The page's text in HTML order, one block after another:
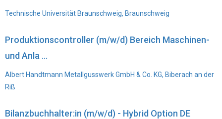
Technische Universität Braunschweig, Braunschweig
Produktionscontroller (m/w/d) Bereich Maschinen-
und Anla ...
Albert Handtmann Metallgusswerk GmbH & Co. KG, Biberach an der
Riß
Bilanzbuchhalter:in (m/w/d) - Hybrid Option DE